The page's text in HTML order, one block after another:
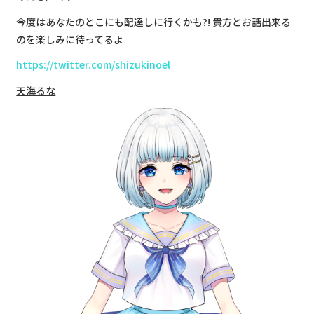
今度はあなたのとこにも配達しに行くかも?! 貴方とお話出来る
のを楽しみに待ってるよ
https://twitter.com/shizukinoel
天海るな